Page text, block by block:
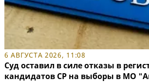
6 АВГУСТА 2026, 11:08
Суд оставил в силе отказы в
кандидатов СР на выборы в МО